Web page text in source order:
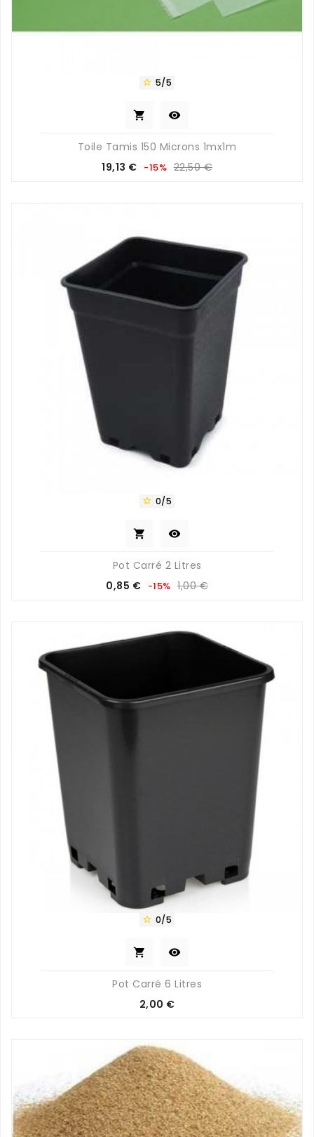
 5/5
 
Toile Tamis 150 Microns 1mx1m
Prix
19,13 € Prix
-15% 22,50 €
 0/5
 
Pot Carré 2 Litres
Prix
0,85 € Prix
-15% 1,00 €
 0/5
 
Pot Carré 6 Litres
Prix
2,00 €